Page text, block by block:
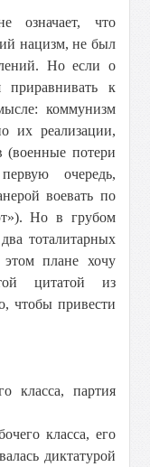
означает, что
нацизм, не был
Но если о
к
коммунизм
реализации,
(военные потери
очередь,
воевать по
Но в грубом
тоталитарных
плане хочу
цитатой из
чтобы привести
класса, партия
класса, его
диктатурой